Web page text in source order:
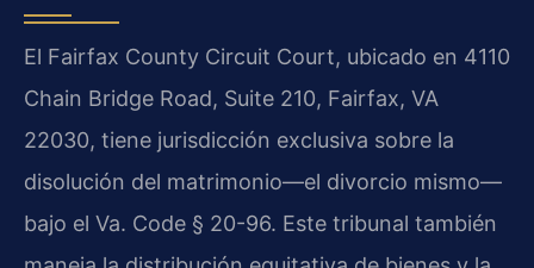
El Fairfax County Circuit Court, ubicado en 4110
Chain Bridge Road, Suite 210, Fairfax, VA
22030, tiene jurisdicción exclusiva sobre la
disolución del matrimonio—el divorcio mismo—
bajo el Va. Code § 20-96. Este tribunal también